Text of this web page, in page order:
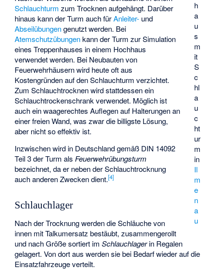
h
a
u
s
m
it
S
c
hl
a
u
c
ht
ur
m
in
Il
m
e
n
a
u
Schlauchturm zum Trocknen aufgehängt. Darüber
hinaus kann der Turm auch fürAnleiter- und
Abseilübungengenutzt werden. Bei
Atemschutzübungenkann der Turm zur Simulation
eines Treppenhauses in einem Hochhaus
verwendet werden. Bei Neubauten von
Feuerwehrhäusern wird heute oft aus
Kostengründen auf den Schlauchturm verzichtet.
Zum Schlauchtrocknen wird stattdessen ein
Schlauchtrockenschrank verwendet. Möglich ist
auch ein waagerechtes Auflegen auf Halterungen an
einer freien Wand, was zwar die billigste Lösung,
aber nicht so effektiv ist.
Inzwischen wird in Deutschland gemäß DIN 14092
Teil 3 der Turm als Feuerwehrübungsturm
bezeichnet, da er neben der Schlauchtrocknung
auch anderen Zwecken dient.[4]
Schlauchlager
Nach der Trocknung werden die Schläuche von
innen mit Talkumersatz bestäubt, zusammengerollt
und nach Größe sortiert imSchlauchlagerin Regalen
gelagert. Von dort aus werden sie bei Bedarf wieder auf die
Einsatzfahrzeuge verteilt.